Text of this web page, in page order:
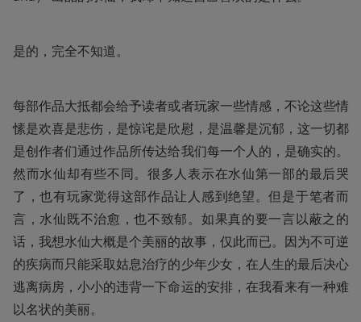
是的，完全不知道。
每部作品大抵都会给予读者或者玩家一些情感，不论这些情
愫是欢喜是悲伤，是惊诧是欣慰，是温馨是沉郁，这一切都
是创作者们通过作品所传达给我们每一个人的，是确实的。
然而水仙却有些不同。很多人表示在水仙第一部的最后哭
了，也有玩家觉得这部作品让人感到绝望。但是于笔者而
言，水仙既不治愈，也不致郁。如果真的要一言以蔽之的
话，我想水仙大概是个美丽的故事，仅此而已。因为不可逆
的疾病而只能采取姑息治疗的少年少女，在人生的最后决心
逃离病房，小小的违背一下命运的安排，在我看来有一种难
以名状的美丽。